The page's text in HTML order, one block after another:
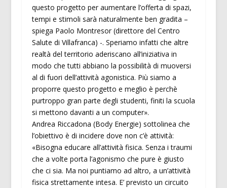
questo progetto per aumentare l’offerta di spazi,
tempi e stimoli sarà naturalmente ben gradita –
spiega Paolo Montresor (direttore del Centro
Salute di Villafranca) -. Speriamo infatti che altre
realtà del territorio aderiscano all’iniziativa in
modo che tutti abbiano la possibilità di muoversi
al di fuori dell’attività agonistica. Più siamo a
proporre questo progetto e meglio è perchè
purtroppo gran parte degli studenti, finiti la scuola
si mettono davanti a un computer».
Andrea Riccadona (Body Energie) sottolinea che
l’obiettivo è di incidere dove non c’è attività:
«Bisogna educare all’attività fisica. Senza i traumi
che a volte porta l’agonismo che pure è giusto
che ci sia. Ma noi puntiamo ad altro, a un’attività
fisica strettamente intesa. E’ previsto un circuito